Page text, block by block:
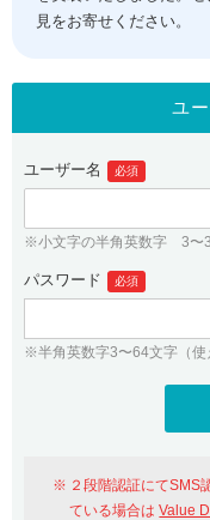
ドメイン一括検索
.jpドメインオークション
gTLDオークション
.jpドメインバックオーダー
プレミアムドメイン
人気ドメインの種類
WHOIS検索
SSL証明書
お得意様割引
紹介制度
バリュードメインAPI
ドメイン・ホスティングOEM
従来のバリ
おすすめ One レン
見をお寄せください。
ユ
ユーザー名 必須
※小文字の半角英数字 3〜
パスワード 必須
※半角英数字3〜64文字（使
２段階認証にてSMS
ている場合はValue